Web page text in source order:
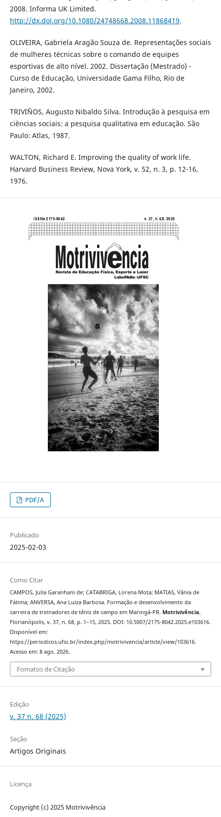
2008. Informa UK Limited.
http://dx.doi.org/10.1080/24748668.2008.11868419.
OLIVEIRA, Gabriela Aragão Souza de. Representações sociais
de mulheres técnicas sobre o comando de equipes
esportivas de alto nível. 2002. Dissertação (Mestrado) -
Curso de Educação, Universidade Gama Filho, Rio de
Janeiro, 2002.
TRIVIÑOS, Augusto Nibaldo Silva. Introdução à pesquisa em
ciências sociais: a pesquisa qualitativa em educação. São
Paulo: Atlas, 1987.
WALTON, Richard E. Improving the quality of work life.
Harvard Business Review, Nova York, v. 52, n. 3, p. 12-16,
1976.
PDF/A
Publicado
2025-02-03
Como Citar
CAMPOS, Julia Garanhani de; CATABRIGA, Lorena Mota; MATIAS, Vânia de
Fátima; ANVERSA, Ana Luiza Barbosa. Formação e desenvolvimento da
carreira de treinadores de tênis de campo em Maringá-PR. Motrivivência,
Florianópolis, v. 37, n. 68, p. 1–15, 2025. DOI: 10.5007/2175-8042.2025.e103616.
Disponível em:
https://periodicos.ufsc.br/index.php/motrivivencia/article/view/103616.
Acesso em: 8 ago. 2026.
Fomatos de Citação
Edição
v. 37 n. 68 (2025)
Seção
Artigos Originais
Licença
Copyright (c) 2025 Motrivivência